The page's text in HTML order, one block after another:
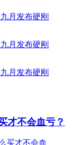
才不会血亏？